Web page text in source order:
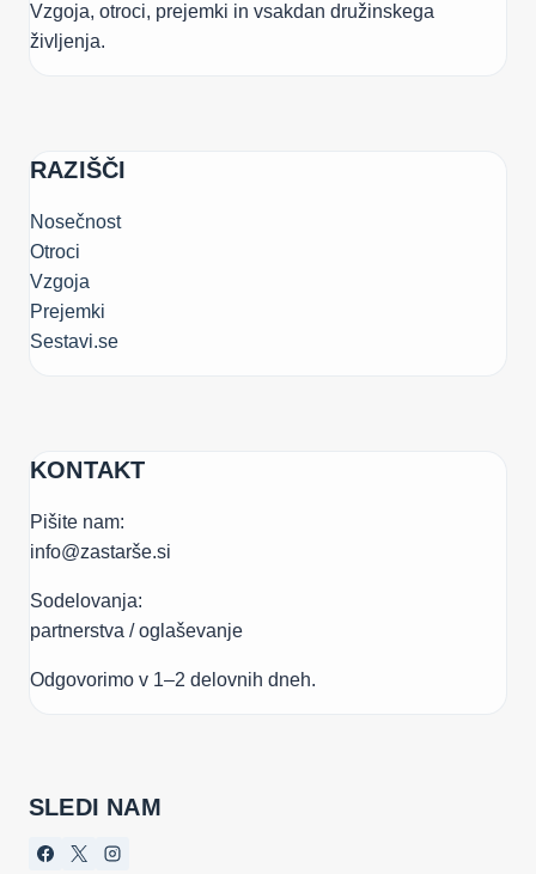
Vzgoja, otroci, prejemki in vsakdan družinskega
življenja.
RAZIŠČI
Nosečnost
Otroci
Vzgoja
Prejemki
Sestavi.se
KONTAKT
Pišite nam:
info@zastarše.si
Sodelovanja:
partnerstva / oglaševanje
Odgovorimo v 1–2 delovnih dneh.
SLEDI NAM